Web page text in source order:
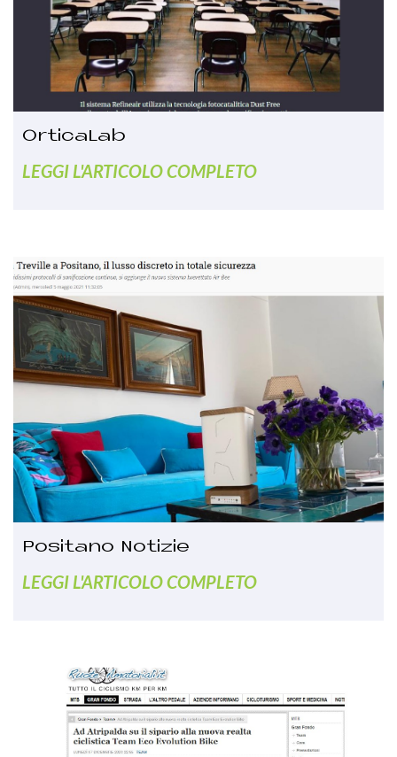
OrticaLab
LEGGI L'ARTICOLO COMPLETO
Positano Notizie
LEGGI L'ARTICOLO COMPLETO